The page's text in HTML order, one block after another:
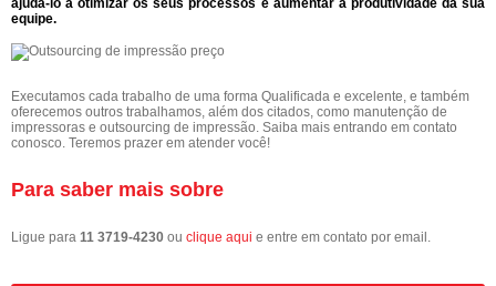
ajudá-lo a otimizar os seus processos e aumentar a produtividade da sua
equipe.
Executamos cada trabalho de uma forma Qualificada e excelente, e também
oferecemos outros trabalhamos, além dos citados, como manutenção de
impressoras e outsourcing de impressão. Saiba mais entrando em contato
conosco. Teremos prazer em atender você!
Para saber mais sobre
Ligue para 11 3719-4230 ou clique aqui e entre em contato por email.